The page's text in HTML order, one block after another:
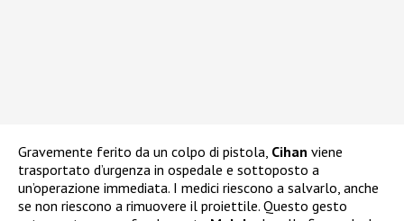
Gravemente ferito da un colpo di pistola, Cihan viene
trasportato d’urgenza in ospedale e sottoposto a
un’operazione immediata. I medici riescono a salvarlo, anche
se non riescono a rimuovere il proiettile. Questo gesto